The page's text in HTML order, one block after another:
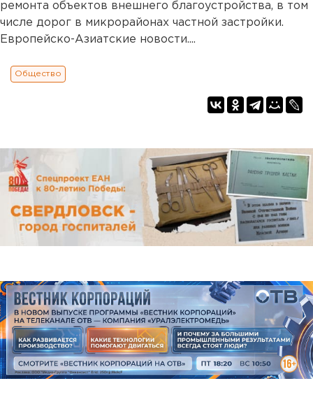
ремонта объектов внешнего благоустройства, в том
числе дорог в микрорайонах частной застройки.
Европейско-Азиатские новости....
Общество